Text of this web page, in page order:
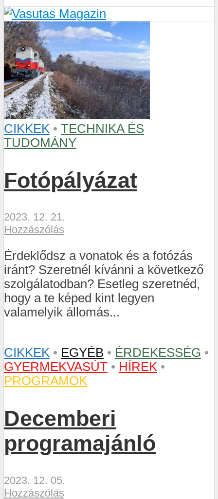
CIKKEK • TECHNIKA ÉS
TUDOMÁNY
Fotópályázat
2023. 12. 21.
Hozzászólás
Érdeklődsz a vonatok és a fotózás
iránt? Szeretnél kívánni a következő
szolgálatodban? Esetleg szeretnéd,
hogy a te képed kint legyen
valamelyik állomás...
CIKKEK • EGYÉB • ÉRDEKESSÉG •
GYERMEKVASÚT • HÍREK •
PROGRAMOK
Decemberi
programajánló
2023. 12. 05.
Hozzászólás